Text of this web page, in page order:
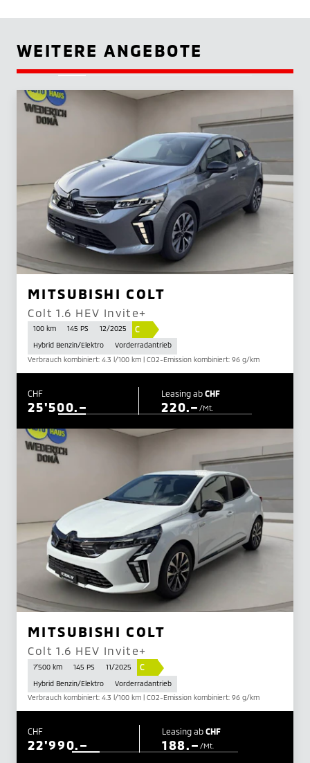
WEITERE ANGEBOTE
MITSUBISHI COLT
Colt 1.6 HEV Invite+
100 km 145 PS 12/2025 C
Hybrid Benzin/Elektro
Vorderradantrieb
Verbrauch kombiniert: 4.3 l/100 km | CO2-Emission kombiniert: 96 g/km
CHF
25'500.–
Leasing abCHF
220.–/Mt.
MITSUBISHI COLT
Colt 1.6 HEV Invite+
7'500 km 145 PS 11/2025 C
Hybrid Benzin/Elektro
Vorderradantrieb
Verbrauch kombiniert: 4.3 l/100 km | CO2-Emission kombiniert: 96 g/km
CHF
22'990.–
Leasing ab CHF
188.– /Mt.